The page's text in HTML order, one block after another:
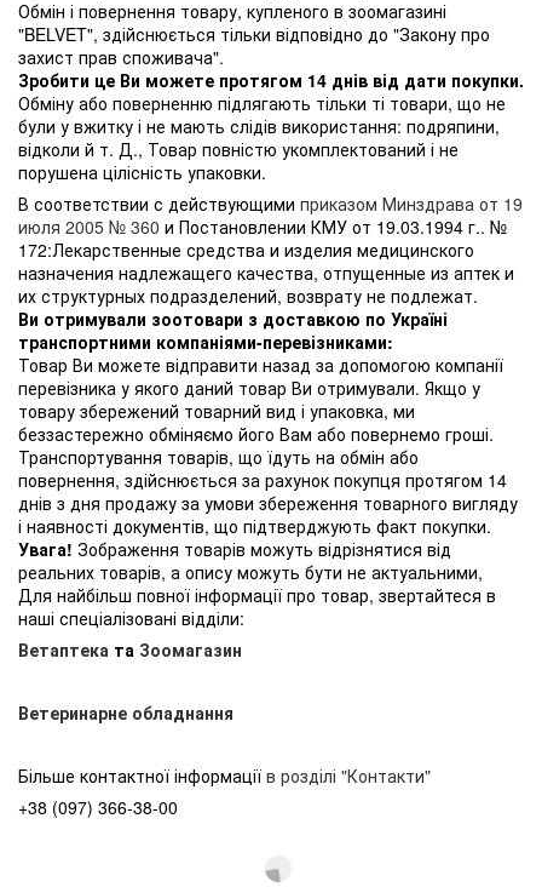
Обмін і повернення товару, купленого в зоомагазині
"BELVET", здійснюється тільки відповідно до "Закону про
захист прав споживача".
Зробити це Ви можете протягом 14 днів від дати покупки.
Обміну або поверненню підлягають тільки ті товари, що не
були у вжитку і не мають слідів використання: подряпини,
відколи й т. Д., Товар повністю укомплектований і не
порушена цілісність упаковки.
В соответствии с действующими приказом Минздрава от 19
июля 2005 № 360 и Постановлении КМУ от 19.03.1994 г.. №
172:Лекарственные средства и изделия медицинского
назначения надлежащего качества, отпущенные из аптек и
их структурных подразделений, возврату не подлежат.
Ви отримували зоотовари з доставкою по Україні
транспортними компаніями-перевізниками:
Товар Ви можете відправити назад за допомогою компанії
перевізника у якого даний товар Ви отримували. Якщо у
товару збережений товарний вид і упаковка, ми
беззастережно обміняємо його Вам або повернемо гроші.
Транспортування товарів, що їдуть на обмін або
повернення, здійснюється за рахунок покупця протягом 14
днів з дня продажу за умови збереження товарного вигляду
і наявності документів, що підтверджують факт покупки.
Увага! Зображення товарів можуть відрізнятися від
реальних товарів, а опису можуть бути не актуальними,
Для найбільш повної інформації про товар, звертайтеся в
наші спеціалізовані відділи:
Ветаптека та Зоомагазин
Ветеринарне обладнання
Більше контактної інформації в розділі "Контакти"
+38 (097) 366-38-00